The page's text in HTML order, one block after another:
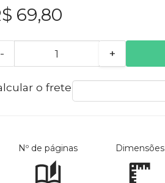
69,80
- +
o frete
Nº de páginas Dimensões